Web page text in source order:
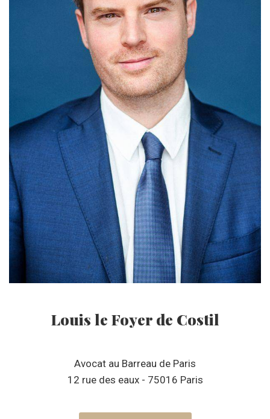
Louis le Foyer de Costil
Avocat au Barreau de Paris
12 rue des eaux - 75016 Paris